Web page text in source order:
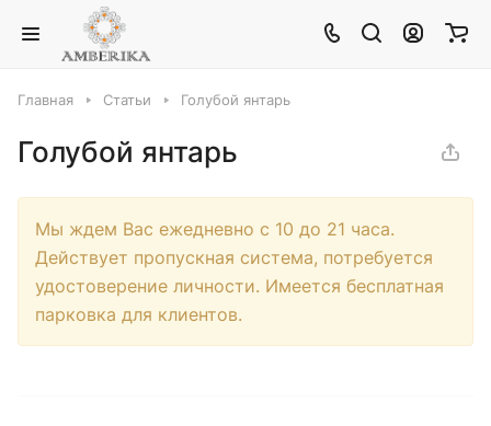
Главная Статьи Голубой янтарь
Голубой янтарь
Мы ждем Вас ежедневно с 10 до 21 часа.
Действует пропускная система, потребуется
удостоверение личности. Имеется бесплатная
парковка для клиентов.